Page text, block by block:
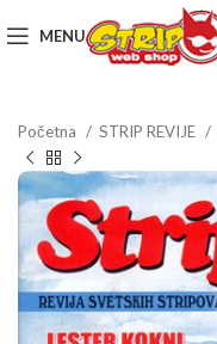
MENU
Početna STRIP REVIJE